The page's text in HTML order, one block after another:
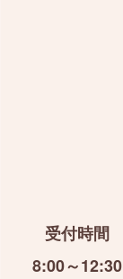
受付時間
8:00～12:30